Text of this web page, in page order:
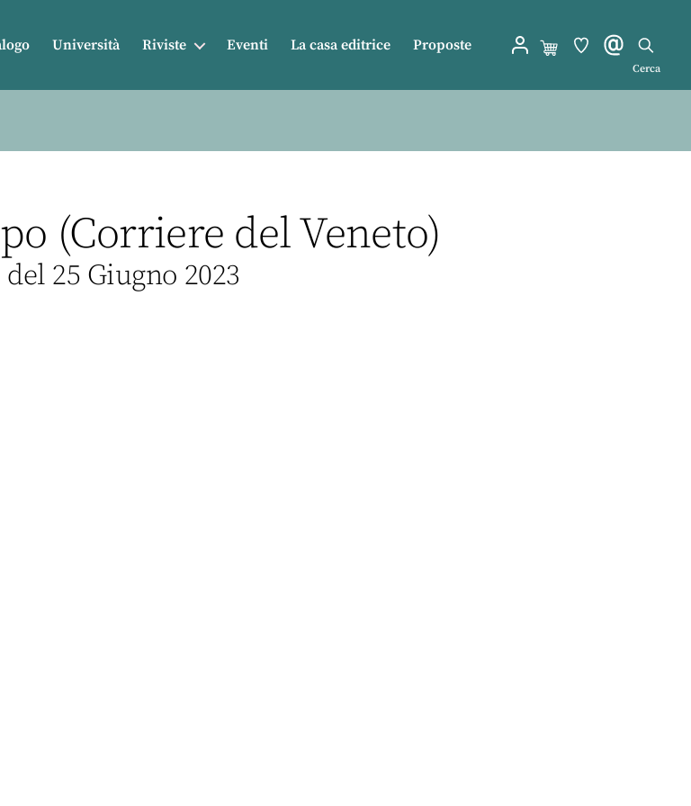
Università Riviste Eventi La casa editrice Proposte
Cerca
(Corriere del Veneto)
25 Giugno 2023